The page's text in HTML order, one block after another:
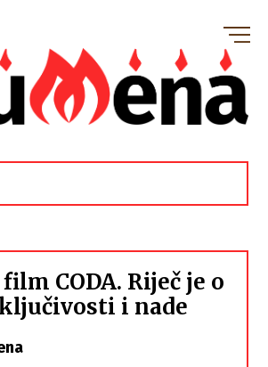
film CODA. Riječ je o
i nade